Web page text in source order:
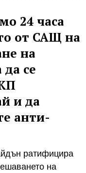
24 часа
от САЩ на
на
да се
и да
анти-
ратифицира
на